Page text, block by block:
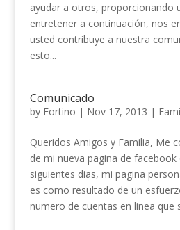
ayudar a otros, proporcionando
entretener a continuación, nos
usted contribuye a nuestra
esto...
Comunicado
by Fortino | Nov 17, 2013 |
Queridos Amigos y Familia, Me
de mi nueva pagina de
siguientes dias, mi pagina
es como resultado de un
numero de cuentas en linea que